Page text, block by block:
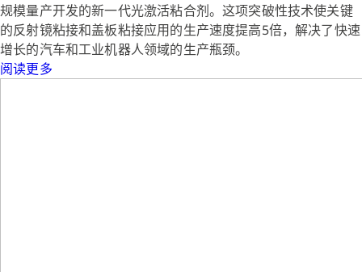
规模量产开发的新一代光激活粘合剂。这项突破性技术使关键
的反射镜粘接和盖板粘接应用的生产速度提高5倍，解决了快速
增长的汽车和工业机器人领域的生产瓶颈。
阅读更多